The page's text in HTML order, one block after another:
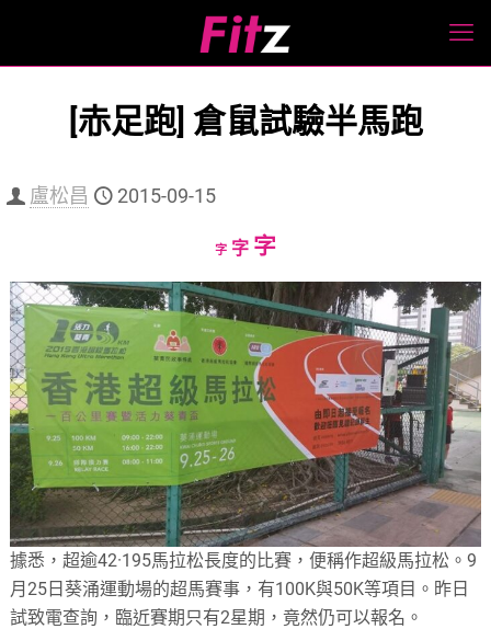
[赤足跑] 倉鼠試驗半馬跑
盧松昌 2015-09-15
字Decrease
size.
字Reset
size.
字Increase
size.
據悉，超逾42·195馬拉松長度的比賽，便稱作超級馬拉松。9
月25日葵涌運動場的超馬賽事，有100K與50K等項目。昨日
試致電查詢，臨近賽期只有2星期，竟然仍可以報名。